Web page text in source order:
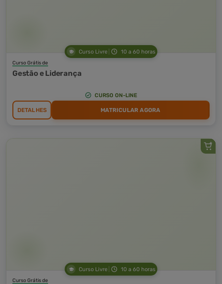
Curso Livre 10 a 60 horas
Curso Grátis de
Gestão e Liderança
CURSO ON-LINE
DETALHES MATRICULAR AGORA
Curso Livre 10 a 60 horas
Curso Grátis de